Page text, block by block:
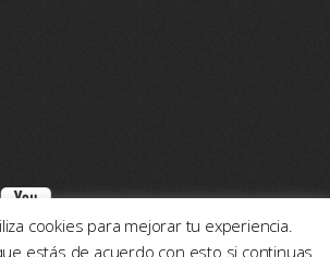
cookies para mejorar tu experiencia.
estás de acuerdo con esto si continuas